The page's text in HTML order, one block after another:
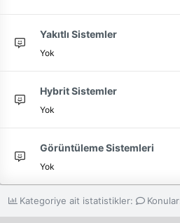
Yakıtlı Sistemler
Yok
Hybrit Sistemler
Yok
Görüntüleme Sistemleri
Yok
Kategoriye ait istatistikler: Konular